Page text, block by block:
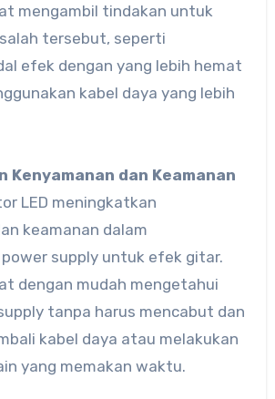
mengambil tindakan untuk
tersebut, seperti
efek dengan yang lebih hemat
kabel daya yang lebih
Kenyamanan dan Keamanan
LED meningkatkan
keamanan dalam
supply untuk efek gitar.
dengan mudah mengetahui
tanpa harus mencabut dan
kabel daya atau melakukan
yang memakan waktu.